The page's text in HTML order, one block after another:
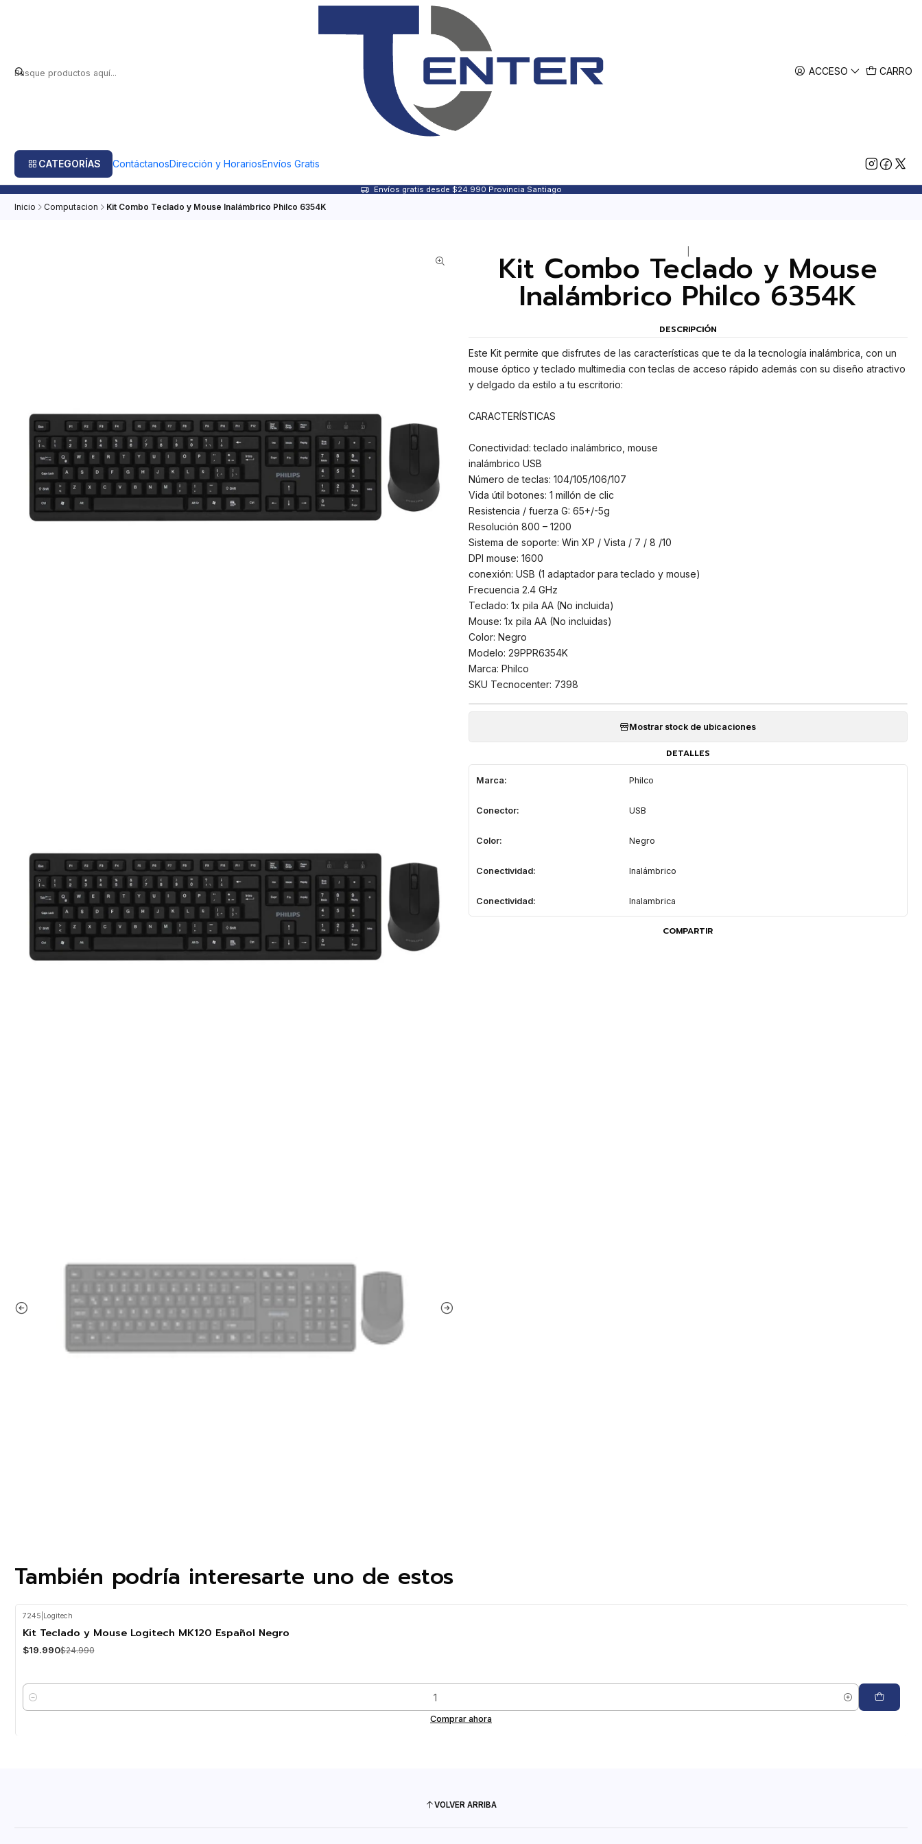
ACCESO CARRO
CATEGORÍAS ContáctanosDirección y HorariosEnvíos Gratis
Envíos gratis desde $24.990 Provincia Santiago
Inicio Computacion Kit Combo Teclado y Mouse Inalámbrico Philco 6354K
Kit Combo Teclado y Mouse
Inalámbrico Philco 6354K
DESCRIPCIÓN
Este Kit permite que disfrutes de las características que te da la tecnología inalámbrica, con un
mouse óptico y teclado multimedia con teclas de acceso rápido además con su diseño atractivo
y delgado da estilo a tu escritorio:
CARACTERÍSTICAS
Conectividad: teclado inalámbrico, mouse
inalámbrico USB
Número de teclas: 104/105/106/107
Vida útil botones: 1 millón de clic
Resistencia / fuerza G: 65+/-5g
Resolución 800 – 1200
Sistema de soporte: Win XP / Vista / 7 / 8 /10
DPI mouse: 1600
conexión: USB (1 adaptador para teclado y mouse)
Frecuencia 2.4 GHz
Teclado: 1x pila AA (No incluida)
Mouse: 1x pila AA (No incluidas)
Color: Negro
Modelo: 29PPR6354K
Marca: Philco
SKU Tecnocenter: 7398
Mostrar stock de ubicaciones
DETALLES
Marca: Philco
Conector: USB
Color: Negro
Conectividad: Inalámbrico
Conectividad: Inalambrica
COMPARTIR
También podría interesarte uno de estos
-20% OFF
7245 Logitech
Kit Teclado y Mouse Logitech MK120 Español Negro
$19.990$24.990
Cantidad
Comprar ahora
VOLVER ARRIBA